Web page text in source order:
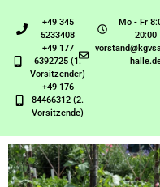
+49 345
5233408
+49 177
6392725 (1.
Vorsitzender)
+49 176
84466312 (2.
Vorsitzende)
Mo - Fr
20:00